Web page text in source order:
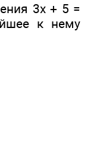
3x + 5 =
к нему